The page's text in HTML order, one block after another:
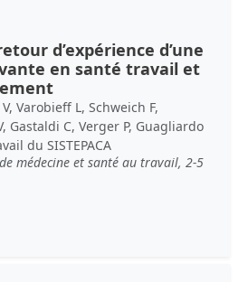
d’expérience d’une
en santé travail et
Varobieff L, Schweich F,
Gastaldi C, Verger P, Guagliardo
du SISTEPACA
médecine et santé au travail, 2-5